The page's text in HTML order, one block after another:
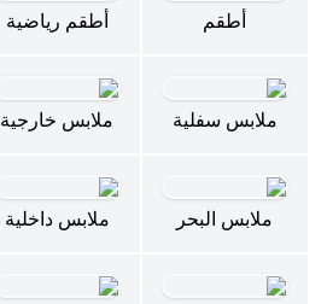
أطقم أطقم رياضية
ملابس سفلية ملابس خارجية
ملابس البحر ملابس داخلية